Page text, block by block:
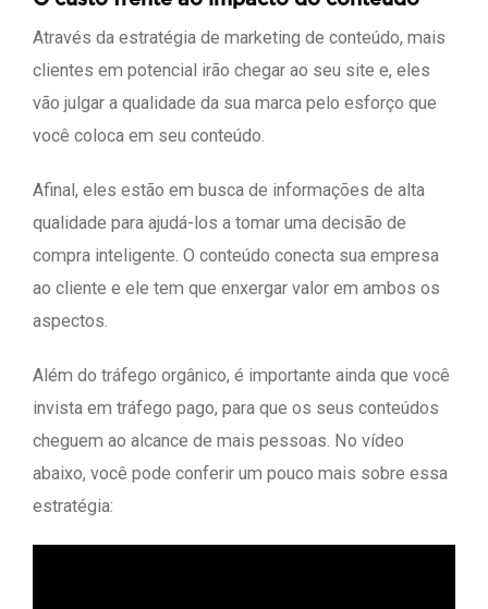
Através da estratégia de marketing de conteúdo, mais
clientes em potencial irão chegar ao seu site e, eles
vão julgar a qualidade da sua marca pelo esforço que
você coloca em seu conteúdo.
Afinal, eles estão em busca de informações de alta
qualidade para ajudá-los a tomar uma decisão de
compra inteligente. O conteúdo conecta sua empresa
ao cliente e ele tem que enxergar valor em ambos os
aspectos.
Além do tráfego orgânico, é importante ainda que você
invista em tráfego pago, para que os seus conteúdos
cheguem ao alcance de mais pessoas. No vídeo
abaixo, você pode conferir um pouco mais sobre essa
estratégia: